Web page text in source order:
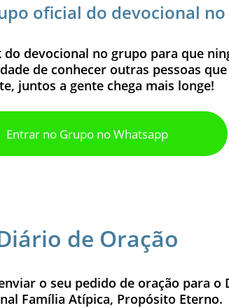
Entrar no Grupo no Whatsapp
oficial do devocional
devocional no grupo para que
de conhecer outras pessoas
juntos a gente chega mais longe!
de Oração
o seu pedido de oração para o
Família Atípica, Propósito Eterno.